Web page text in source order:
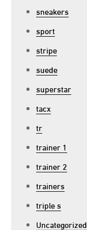
sneakers
sport
stripe
suede
superstar
tacx
tr
trainer 1
trainer 2
trainers
triple s
Uncategorized